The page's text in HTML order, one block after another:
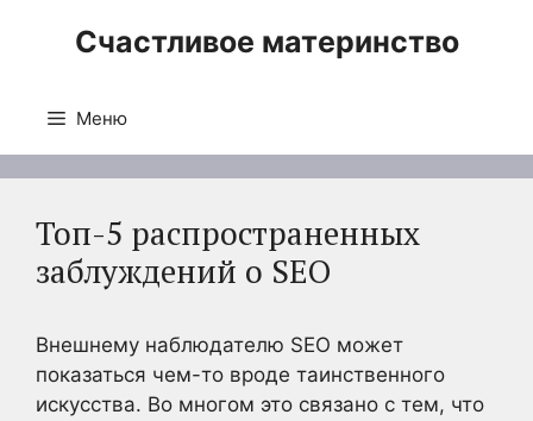
Счастливое материнство
Меню
Топ-5 распространенных
заблуждений о SEO
Внешнему наблюдателю SEO может
показаться чем-то вроде таинственного
искусства. Во многом это связано с тем, что